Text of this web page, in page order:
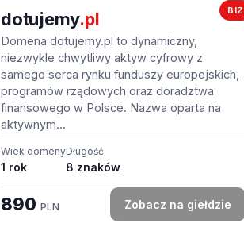
BIZ
dotujemy.pl
Domena dotujemy.pl to dynamiczny,
niezwykle chwytliwy aktyw cyfrowy z
samego serca rynku funduszy europejskich,
programów rządowych oraz doradztwa
finansowego w Polsce. Nazwa oparta na
aktywnym...
Wiek domeny
1 rok
Długość
8 znaków
890 PLN Zobacz na giełdzie